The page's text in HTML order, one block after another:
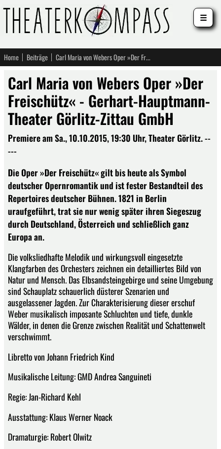
Home Beiträge Carl Maria von Webers Oper »Der Freischütz« - Gerhart-Hauptmann-Theater Görlitz-Zittau GmbH
Carl Maria von Webers Oper »Der
Freischütz« - Gerhart-Hauptmann-
Theater Görlitz-Zittau GmbH
Premiere am Sa., 10.10.2015, 19:30 Uhr, Theater Görlitz. --
---
Die Oper »Der Freischütz« gilt bis heute als Symbol
deutscher Opernromantik und ist fester Bestandteil des
Repertoires deutscher Bühnen. 1821 in Berlin
uraufgeführt, trat sie nur wenig später ihren Siegeszug
durch Deutschland, Österreich und schließlich ganz
Europa an.
Die volksliedhafte Melodik und wirkungsvoll eingesetzte
Klangfarben des Orchesters zeichnen ein detailliertes Bild von
Natur und Mensch. Das Elbsandsteingebirge und seine Umgebung
sind Schauplatz schauerlich düsterer Szenarien und
ausgelassener Jagden. Zur Charakterisierung dieser erschuf
Weber musikalisch imposante Schluchten und tiefe, dunkle
Wälder, in denen die Grenze zwischen Realität und Schattenwelt
verschwimmt.
Libretto von Johann Friedrich Kind
Musikalische Leitung: GMD Andrea Sanguineti
Regie: Jan-Richard Kehl
Ausstattung: Klaus Werner Noack
Dramaturgie: Robert Olwitz
☰